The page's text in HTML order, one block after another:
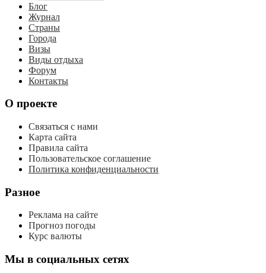
Блог
Журнал
Страны
Города
Визы
Виды отдыха
Форум
Контакты
О проекте
Связаться с нами
Карта сайта
Правила сайта
Пользовательское соглашение
Политика конфиденциальности
Разное
Реклама на сайте
Прогноз погоды
Курс валюты
Мы в социальных сетях